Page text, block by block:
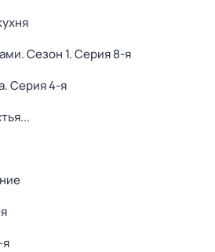
. Сезон 1. Серия 8-я
. Серия 4-я
я